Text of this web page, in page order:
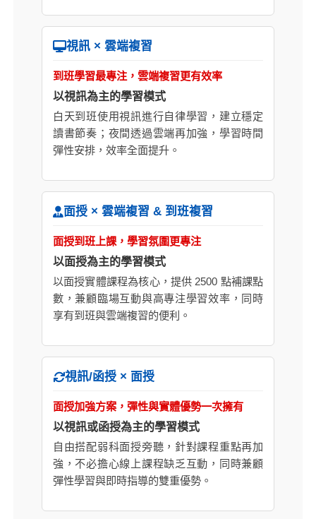
視訊 × 雲端複習
到班學習最專注，雲端複習更有效率
以視訊為主的學習模式
白天到班使用視訊進行自律學習，建立穩定
讀書節奏；夜間透過雲端再加強，學習時間
彈性安排，效率全面提升。
面授 × 雲端複習 & 到班複習
面授到班上課，學習氛圍更專注
以面授為主的學習模式
以面授實體課程為核心，提供 2500 點補課點
數，兼顧臨場互動與高專注學習效率，同時
享有到班與雲端複習的便利。
視訊/函授 × 面授
面授加強方案，彈性與實體優勢一次擁有
以視訊或函授為主的學習模式
自由搭配弱科面授旁聽，針對課程重點再加
強，不必擔心線上課程缺乏互動，同時兼顧
彈性學習與即時指導的雙重優勢。